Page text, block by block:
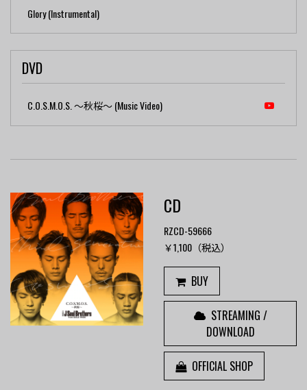
Glory (Instrumental)
DVD
C.O.S.M.O.S. ～秋桜～ (Music Video)
CD
RZCD-59666
￥1,100（税込）
BUY
STREAMING /
DOWNLOAD
OFFICIAL SHOP